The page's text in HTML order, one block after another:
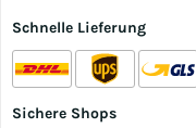
Schnelle Lieferung
Sichere Shops